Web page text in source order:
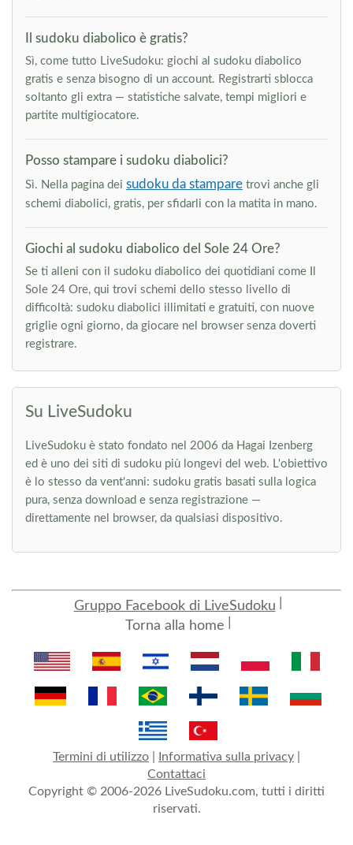
Il sudoku diabolico è gratis?
Sì, come tutto LiveSudoku: giochi al sudoku diabolico
gratis e senza bisogno di un account. Registrarti sblocca
soltanto gli extra — statistiche salvate, tempi migliori e
partite multigiocatore.
Posso stampare i sudoku diabolici?
Sì. Nella pagina dei sudoku da stampare trovi anche gli
schemi diabolici, gratis, per sfidarli con la matita in mano.
Giochi al sudoku diabolico del Sole 24 Ore?
Se ti alleni con il sudoku diabolico dei quotidiani come Il
Sole 24 Ore, qui trovi schemi dello stesso livello di
difficoltà: sudoku diabolici illimitati e gratuiti, con nuove
griglie ogni giorno, da giocare nel browser senza doverti
registrare.
Su LiveSudoku
LiveSudoku è stato fondato nel 2006 da Hagai Izenberg
ed è uno dei siti di sudoku più longevi del web. L'obiettivo
è lo stesso da vent'anni: sudoku gratis basati sulla logica
pura, senza download e senza registrazione —
direttamente nel browser, da qualsiasi dispositivo.
Gruppo Facebook di LiveSudoku
Torna alla home
Termini di utilizzo Informativa sulla privacy
Contattaci
Copyright © 2006-2026 LiveSudoku.com, tutti i diritti
riservati.